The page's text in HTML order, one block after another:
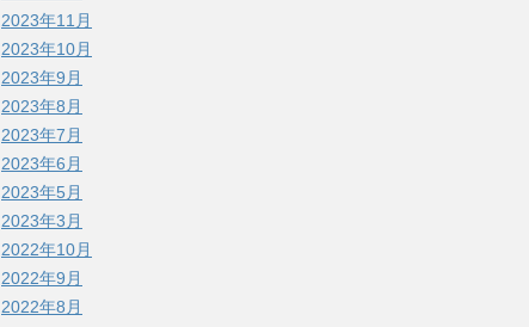
2023年11月
2023年10月
2023年9月
2023年8月
2023年7月
2023年6月
2023年5月
2023年3月
2022年10月
2022年9月
2022年8月